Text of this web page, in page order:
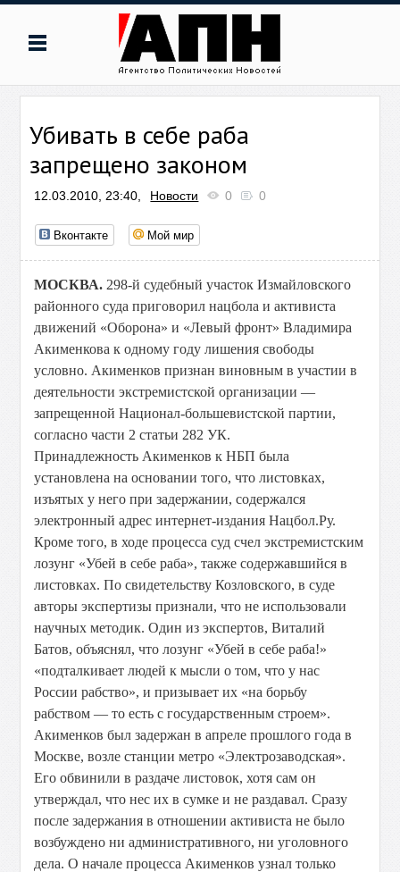
Убивать в себе раба
запрещено законом
12.03.2010, 23:40, Новости 0 0
Вконтакте Мой мир
МОСКВА. 298-й судебный участок Измайловского
районного суда приговорил нацбола и активиста
движений «Оборона» и «Левый фронт» Владимира
Акименкова к одному году лишения свободы
условно. Акименков признан виновным в участии в
деятельности экстремистской организации —
запрещенной Национал-большевистской партии,
согласно части 2 статьи 282 УК.
Принадлежность Акименков к НБП была
установлена на основании того, что листовках,
изъятых у него при задержании, содержался
электронный адрес интернет-издания Нацбол.Ру.
Кроме того, в ходе процесса суд счел экстремистским
лозунг «Убей в себе раба», также содержавшийся в
листовках. По свидетельству Козловского, в суде
авторы экспертизы признали, что не использовали
научных методик. Один из экспертов, Виталий
Батов, объяснял, что лозунг «Убей в себе раба!»
«подталкивает людей к мысли о том, что у нас
России рабство», и призывает их «на борьбу
рабством — то есть с государственным строем».
Акименков был задержан в апреле прошлого года в
Москве, возле станции метро «Электрозаводская».
Его обвинили в раздаче листовок, хотя сам он
утверждал, что нес их в сумке и не раздавал. Сразу
после задержания в отношении активиста не было
возбуждено ни административного, ни уголовного
дела. О начале процесса Акименков узнал только